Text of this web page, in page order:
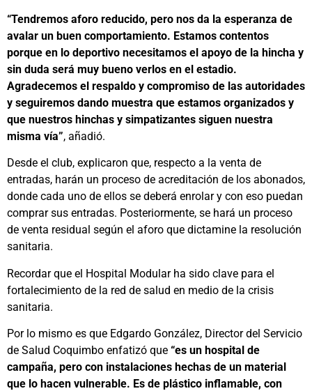
“Tendremos aforo reducido, pero nos da la esperanza de
avalar un buen comportamiento. Estamos contentos
porque en lo deportivo necesitamos el apoyo de la hincha y
sin duda será muy bueno verlos en el estadio.
Agradecemos el respaldo y compromiso de las autoridades
y seguiremos dando muestra que estamos organizados y
que nuestros hinchas y simpatizantes siguen nuestra
misma vía”, añadió.
Desde el club, explicaron que, respecto a la venta de
entradas, harán un proceso de acreditación de los abonados,
donde cada uno de ellos se deberá enrolar y con eso puedan
comprar sus entradas. Posteriormente, se hará un proceso
de venta residual según el aforo que dictamine la resolución
sanitaria.
Recordar que el Hospital Modular ha sido clave para el
fortalecimiento de la red de salud en medio de la crisis
sanitaria.
Por lo mismo es que Edgardo González, Director del Servicio
de Salud Coquimbo enfatizó que “es un hospital de
campaña, pero con instalaciones hechas de un material
que lo hacen vulnerable. Es de plástico inflamable, con